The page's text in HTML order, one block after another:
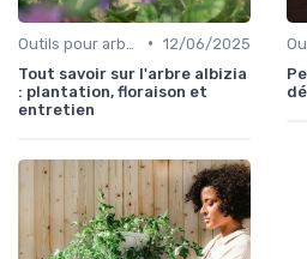
• 12/06/2025
Tout savoir sur l'arbre albizia
: plantation, floraison et
entretien